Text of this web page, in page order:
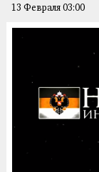
13 Февраля 03:00